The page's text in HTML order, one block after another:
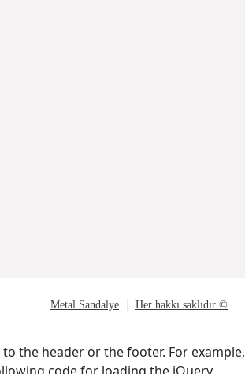
Metal Sandalye Her hakkı saklıdır ©
to the header or the footer. For example,